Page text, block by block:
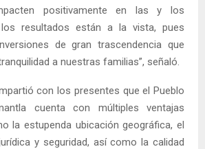
positivamente en las y los
resultados están a la vista, pues
de gran trascendencia que
a nuestras familias”, señaló.
con los presentes que el Pueblo
cuenta con múltiples ventajas
la estupenda ubicación geográfica, el
y seguridad, así como la calidad